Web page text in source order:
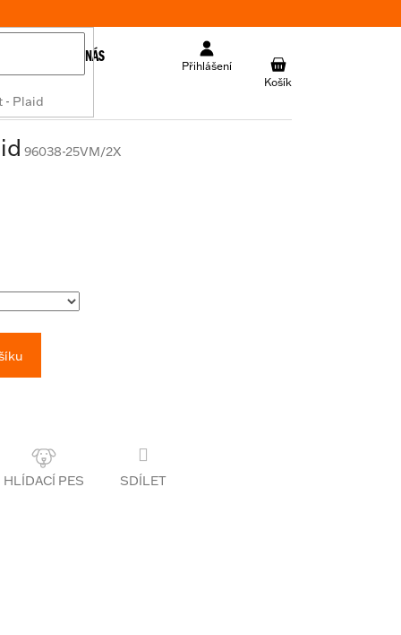
Přihlášení
NÁKUPNÍ
KOŠÍK
O NÁS
- Plaid
96038-25VM/2X
SDÍLET